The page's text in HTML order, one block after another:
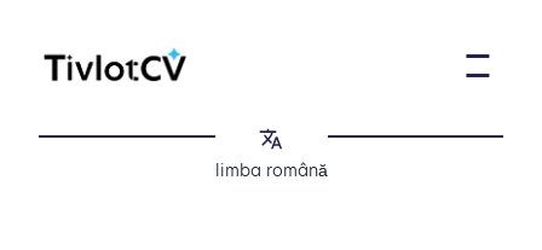
limba română